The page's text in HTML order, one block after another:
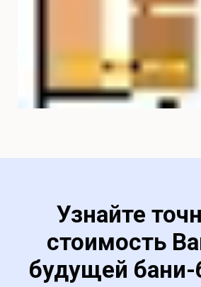
Узнайте
стоимость
будущей бани-